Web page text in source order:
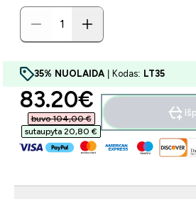
35% NUOLAIDA | Kodas: LT35
discounted price
83.20€‎
buvo 104,00 €‎
sutaupyta 20,80 €‎